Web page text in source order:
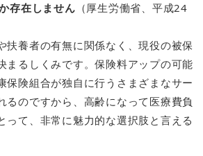
存在しません （厚生労働省、平成24
扶養者の有無に関係なく、現役の被保
まるしくみです。保険料アップの可能
保険組合が独自に行うさまざまなサー
るのですから、高齢になって医療費負
って、非常に魅力的な選択肢と言える